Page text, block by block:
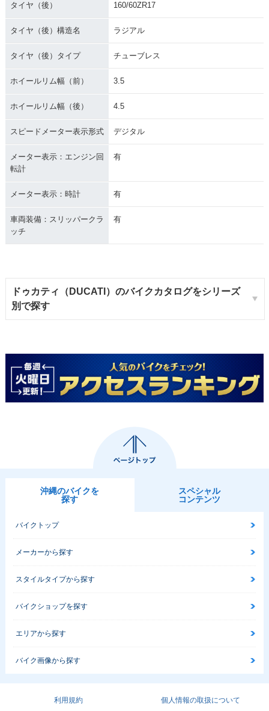
タイヤ（後） 160/60ZR17
タイヤ（後）構造名 ラジアル
タイヤ（後）タイプ チューブレス
ホイールリム幅（前） 3.5
ホイールリム幅（後） 4.5
スピードメーター表示形式 デジタル
メーター表示：エンジン回
転計
有
メーター表示：時計 有
車両装備：スリッパークラ
ッチ
有
ドゥカティ（DUCATI）のバイクカタログをシリーズ
別で探す
沖縄のバイクを
探す
スペシャル
コンテンツ
バイクトップ
メーカーから探す
スタイルタイプから探す
バイクショップを探す
エリアから探す
バイク画像から探す
利用規約 個人情報の取扱について